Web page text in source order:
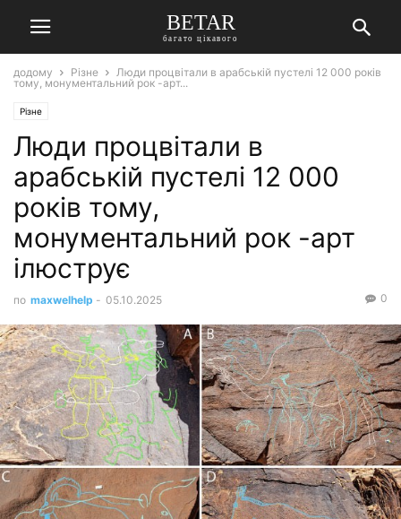
BETAR
багато цікавого
додому Різне
Люди процвітали в арабській пустелі 12 000 років
тому, монументальний рок -арт...
Різне
Люди процвітали в
арабській пустелі 12 000
років тому,
монументальний рок -арт
ілюструє
по maxwelhelp - 05.10.2025 0